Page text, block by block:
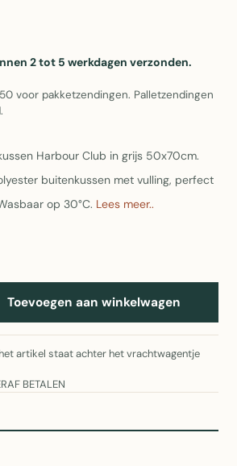
2 tot 5 werkdagen verzonden.
voor pakketzendingen. Palletzendingen
Harbour Club in grijs 50x70cm.
buitenkussen met vulling, perfect
op 30°C. Lees meer..
Toevoegen aan winkelwagen
artikel staat achter het vrachtwagentje
BETALEN